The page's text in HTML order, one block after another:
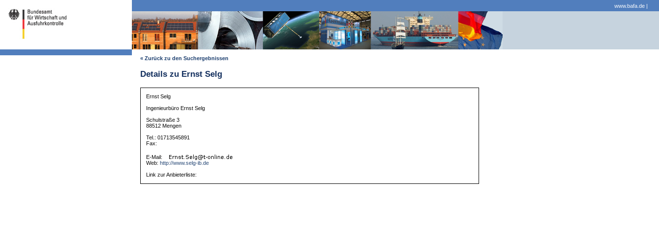
www.bafa.de |
« Zurück zu den Suchergebnissen
Details zu Ernst Selg
Ernst Selg
Ingenieurbüro Ernst Selg
Schulstraße 3
88512 Mengen
Tel.: 01713545891
Fax:
E-Mail:
Web: http://www.selg-ib.de
Link zur Anbieterliste: